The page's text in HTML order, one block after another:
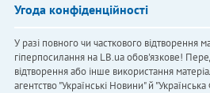
Угода конфіденційності
У разі повного чи часткового відтворення
гіперпосилання на LB.ua обов'язкове!
відтворення або інше використання
агентство "Українськi Новини" й